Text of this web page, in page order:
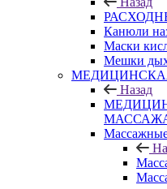
Канюли
Маски
Мешки
Назад